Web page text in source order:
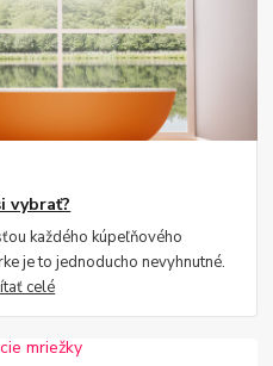
vybrať?
každého kúpeľňového
je to jednoducho nevyhnutné.
celé